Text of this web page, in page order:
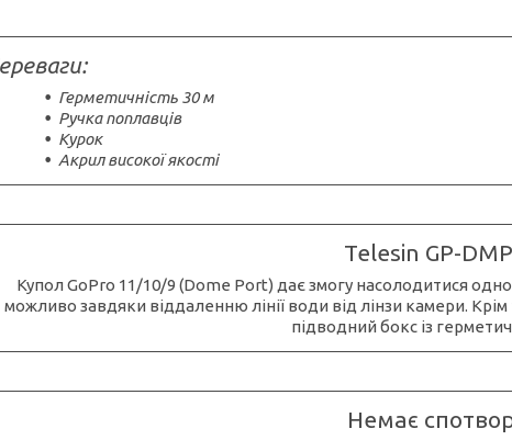
Герметичність 30 м
Ручка поплавців
Курок
Акрил високої якості
Telesin GP-
Купол GoPro 11/10/9 (Dome Port) дає змогу насолодитися
можливо завдяки віддаленню лінії води від лінзи камери. Крім
підводний бокс із
Немає